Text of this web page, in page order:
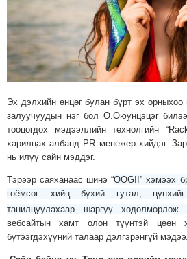
МЭДЭХҮЙ
ТЕХНОЛОГИ
ЭРДЭНЭТ
ҮЙЛДВЭРИЙН
ТОЙРОНД
ХАВРЫН
ЭРГЭН
"ОУВС"-
ИЙН
ЭРГЭН
ТОЙРОНД
Эх дэлхийн өнцөг булан бүрт эх орныхоо
залуучуудын нэг бол О.Оюунцэцэг
тооцогдох мэдээллийн технолгийн
харилцах албанд PR менежер хийдэг.
нь илүү сайн мэддэг.
Тэрээр саяханаас шинэ “OOGII” хэмээх
гоёмсог хийц бүхий гутал,
танилцуулахаар шаргуу хөдөлмөрлөж
вебсайтын хамт олон түүнтэй
бүтээгдэхүүний талаар дэлгэрэнгүй